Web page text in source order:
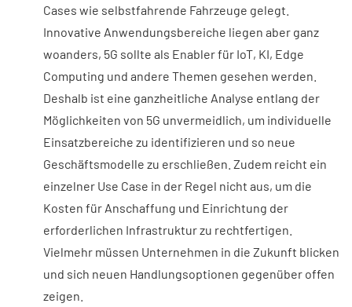
Cases wie selbstfahrende Fahrzeuge gelegt.
Innovative Anwendungsbereiche liegen aber ganz
woanders, 5G sollte als Enabler für IoT, KI, Edge
Computing und andere Themen gesehen werden.
Deshalb ist eine ganzheitliche Analyse entlang der
Möglichkeiten von 5G unvermeidlich, um individuelle
Einsatzbereiche zu identifizieren und so neue
Geschäftsmodelle zu erschließen. Zudem reicht ein
einzelner Use Case in der Regel nicht aus, um die
Kosten für Anschaffung und Einrichtung der
erforderlichen Infrastruktur zu rechtfertigen.
Vielmehr müssen Unternehmen in die Zukunft blicken
und sich neuen Handlungsoptionen gegenüber offen
zeigen.